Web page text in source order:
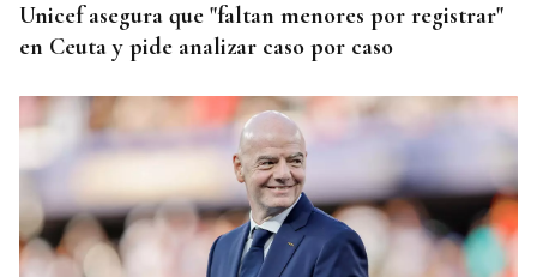
Unicef asegura que "faltan menores por registrar"
en Ceuta y pide analizar caso por caso